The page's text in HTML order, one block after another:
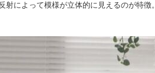
射によって模様が立体的に見えるのが特徴。